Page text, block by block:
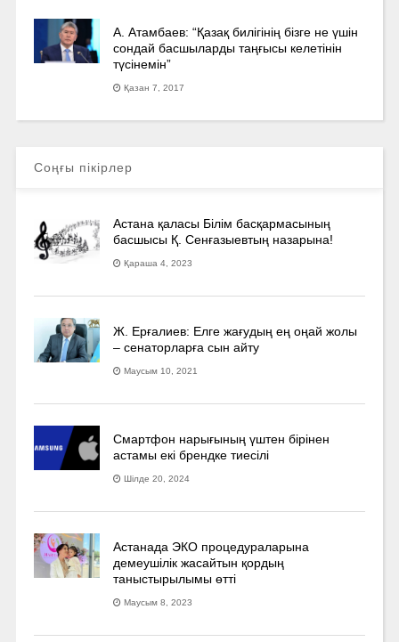
А. Атамбаев: “Қазақ билігінің бізге не үшін
сондай басшыларды таңғысы келетінін
түсінемін”
Қазан 7, 2017
Соңғы пікірлер
Астана қаласы Білім басқармасының
басшысы Қ. Сенғазыевтың назарына!
Қараша 4, 2023
Ж. Ерғалиев: Елге жағудың ең оңай жолы
– сенаторларға сын айту
Маусым 10, 2021
Смартфон нарығының үштен бірінен
астамы екі брендке тиесілі
Шілде 20, 2024
Астанада ЭКО процедураларына
демеушілік жасайтын қордың
таныстырылымы өтті
Маусым 8, 2023